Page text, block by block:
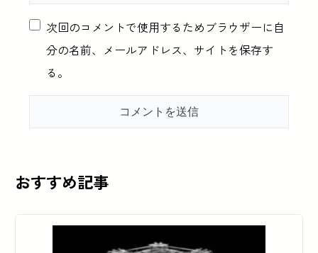
次回のコメントで使用するためブラウザーに自
分の名前、メールアドレス、サイトを保存す
る。
おすすめ記事